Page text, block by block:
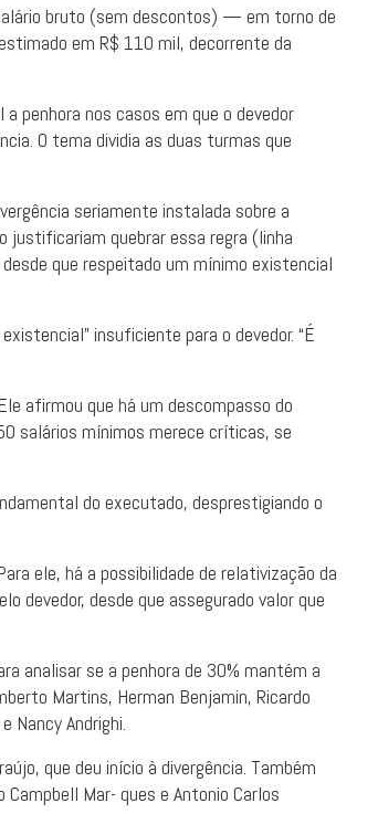
bruto (sem descontos) — em torno de
em R$ 110 mil, decorrente da
penhora nos casos em que o devedor
O tema dividia as duas turmas que
seriamente instalada sobre a
justificariam quebrar essa regra (linha
que respeitado um mínimo existencial
insuficiente para o devedor. “É
afirmou que há um descompasso do
salários mínimos merece críticas, se
do executado, desprestigiando o
ele, há a possibilidade de relativização da
devedor, desde que assegurado valor que
analisar se a penhora de 30% mantém a
Martins, Herman Benjamin, Ricardo
Nancy Andrighi.
que deu início à divergência. Também
Mar- ques e Antonio Carlos